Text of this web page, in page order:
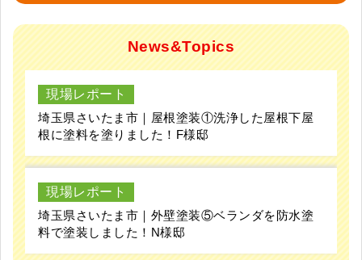
News&Topics
現場レポート
埼玉県さいたま市｜屋根塗装①洗浄した屋根下屋
根に塗料を塗りました！F様邸
現場レポート
埼玉県さいたま市｜外壁塗装⑤ベランダを防水塗
料で塗装しました！N様邸